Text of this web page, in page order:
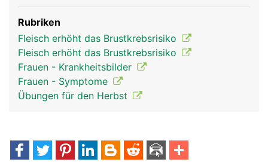
Rubriken
Fleisch erhöht das Brustkrebsrisiko
Fleisch erhöht das Brustkrebsrisiko
Frauen - Krankheitsbilder
Frauen - Symptome
Übungen für den Herbst